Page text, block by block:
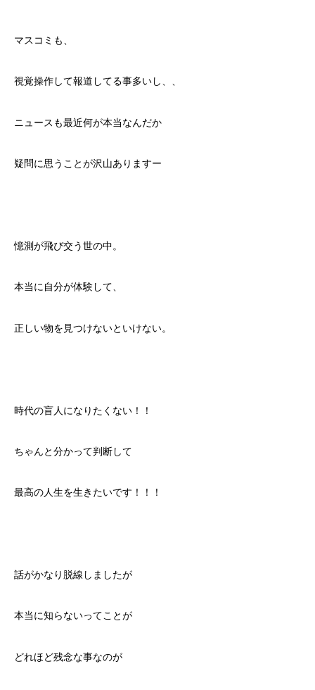
マスコミも、
視覚操作して報道してる事多いし、、
ニュースも最近何が本当なんだか
疑問に思うことが沢山ありますー
憶測が飛び交う世の中。
本当に自分が体験して、
正しい物を見つけないといけない。
時代の盲人になりたくない！！
ちゃんと分かって判断して
最高の人生を生きたいです！！！
話がかなり脱線しましたが
本当に知らないってことが
どれほど残念な事なのが